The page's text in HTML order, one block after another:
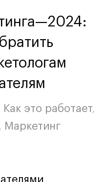
и творческое
Как это работает,
, Маркетинг